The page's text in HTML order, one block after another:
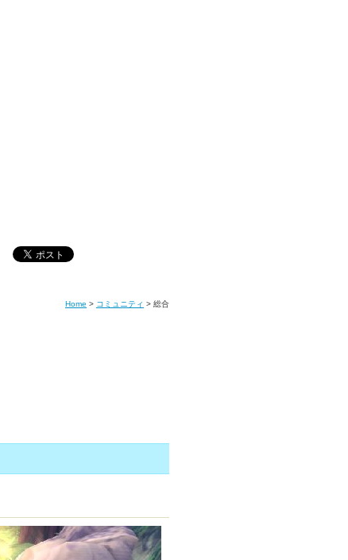
Home > コミュニティ > 総合